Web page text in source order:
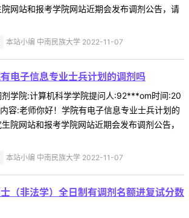
网站和报考学院网站近期会发布调剂公告，请
本站小编 中南民族大学 2022-11-07
电子信息专业士兵计划的调剂吗
学院:计算机科学学院提问人:92***om时间:20
容:老师你好！学院有电子信息专业士兵计划的
院网站和报考学院网站近期会发布调剂公告，
本站小编 中南民族大学 2022-11-07
（非法学）全日制有调剂名额进复试分数